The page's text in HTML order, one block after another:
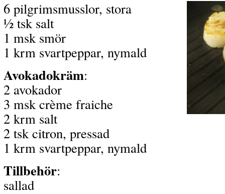
6 pilgrimsmusslor, stora
½ tsk salt
1 msk smör
1 krm svartpeppar, nymald
Avokadokräm:
2 avokador
3 msk crème fraiche
2 krm salt
2 tsk citron, pressad
1 krm svartpeppar, nymald
Tillbehör:
sallad